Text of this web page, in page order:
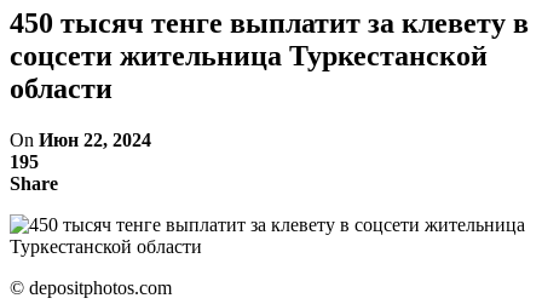
450 тысяч тенге выплатит за клевету в
соцсети жительница Туркестанской
области
On Июн 22, 2024
195
Share
©️ depositphotos.com